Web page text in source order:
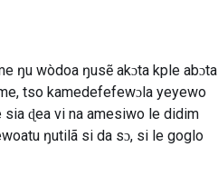
ŋu wòdoa ŋusẽ akɔta kple abɔta
tso kamedefefewɔla yeyewo
ɖea vi na amesiwo le didim
ŋutilã si da sɔ, si le goglo